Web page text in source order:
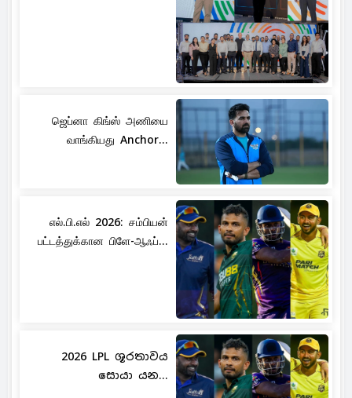
ஜெப்னா கிங்ஸ் அணியை
வாங்கியது Anchor...
எல்.பி.எல் 2026: சம்பியன்
பட்டத்துக்கான பிளே-ஆஃப்...
2026 LPL ශූරතාවය
සොයා යන...